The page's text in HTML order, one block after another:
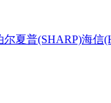
尔夏普(SHARP)海信